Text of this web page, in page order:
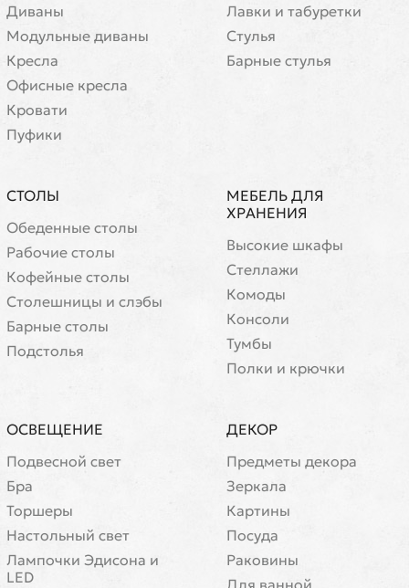
Диваны
Модульные диваны
Кресла
Офисные кресла
Кровати
Пуфики
Лавки и табуретки
Стулья
Барные стулья
СТОЛЫ
Обеденные столы
Рабочие столы
Кофейные столы
Cтолешницы и слэбы
Барные столы
Подстолья
МЕБЕЛЬ ДЛЯ
ХРАНЕНИЯ
Высокие шкафы
Стеллажи
Комоды
Консоли
Тумбы
Полки и крючки
ОСВЕЩЕНИЕ
Подвесной свет
Бра
Торшеры
Настольный свет
Лампочки Эдисона и
LED
ДЕКОР
Предметы декора
Зеркала
Картины
Посуда
Раковины
Для ванной